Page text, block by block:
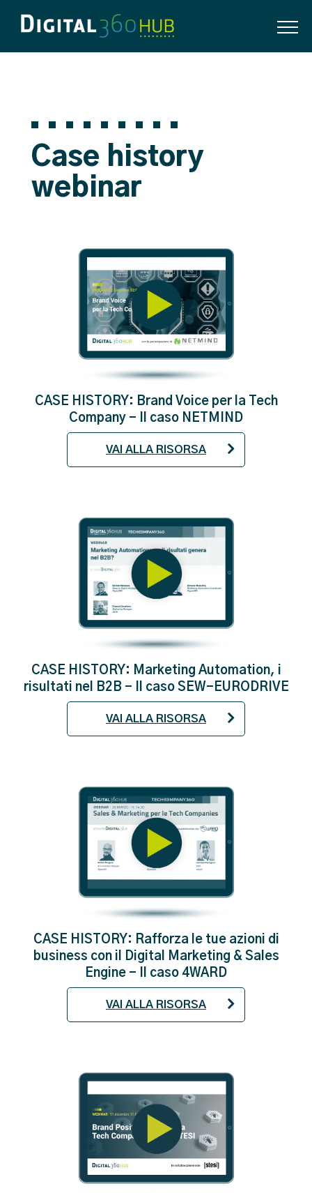
Case history
webinar
CASE HISTORY: Brand Voice per la Tech
Company - Il caso NETMIND
VAI ALLA RISORSA
CASE HISTORY: Marketing Automation, i
risultati nel B2B - Il caso SEW-EURODRIVE
VAI ALLA RISORSA
CASE HISTORY: Rafforza le tue azioni di
business con il Digital Marketing & Sales
Engine - Il caso 4WARD
VAI ALLA RISORSA